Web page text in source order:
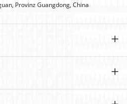
Provinz Guangdong, China